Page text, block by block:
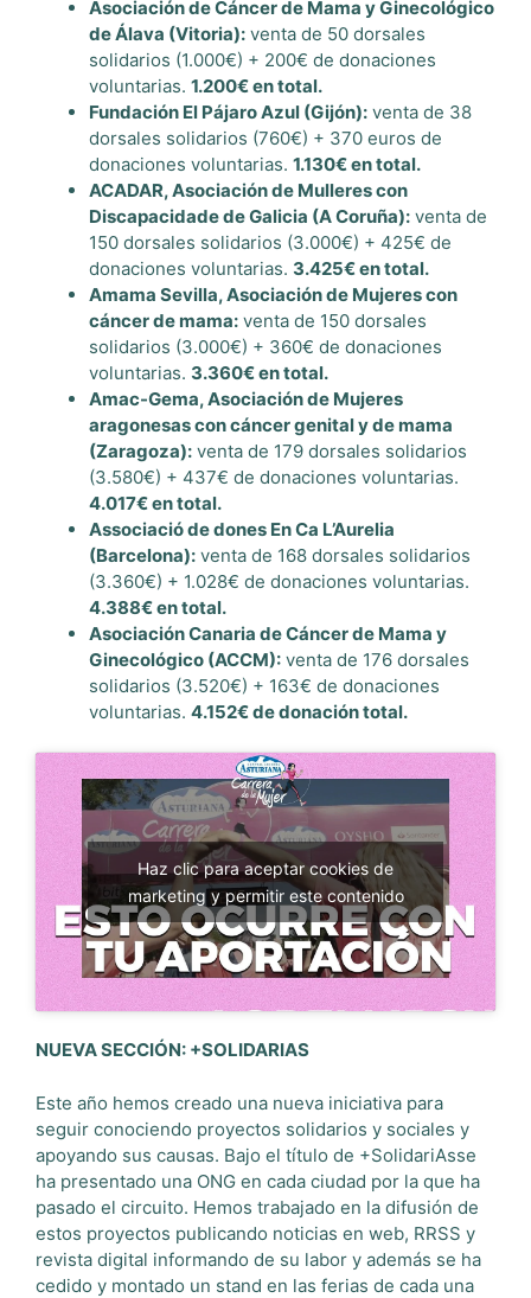
Asociación de Cáncer de Mama y Ginecológico
de Álava (Vitoria): venta de 50 dorsales
solidarios (1.000€) + 200€ de donaciones
voluntarias. 1.200€ en total.
Fundación El Pájaro Azul (Gijón): venta de 38
dorsales solidarios (760€) + 370 euros de
donaciones voluntarias. 1.130€ en total.
ACADAR, Asociación de Mulleres con
Discapacidade de Galicia (A Coruña): venta de
150 dorsales solidarios (3.000€) + 425€ de
donaciones voluntarias. 3.425€ en total.
Amama Sevilla, Asociación de Mujeres con
cáncer de mama: venta de 150 dorsales
solidarios (3.000€) + 360€ de donaciones
voluntarias. 3.360€ en total.
Amac-Gema, Asociación de Mujeres
aragonesas con cáncer genital y de mama
(Zaragoza): venta de 179 dorsales solidarios
(3.580€) + 437€ de donaciones voluntarias.
4.017€ en total.
Associació de dones En Ca L’Aurelia
(Barcelona): venta de 168 dorsales solidarios
(3.360€) + 1.028€ de donaciones voluntarias.
4.388€ en total.
Asociación Canaria de Cáncer de Mama y
Ginecológico (ACCM): venta de 176 dorsales
solidarios (3.520€) + 163€ de donaciones
voluntarias. 4.152€ de donación total.
Haz clic para aceptar cookies de
marketing y permitir este contenido
NUEVA SECCIÓN: +SOLIDARIAS
Este año hemos creado una nueva iniciativa para
seguir conociendo proyectos solidarios y sociales y
apoyando sus causas. Bajo el título de +SolidariAsse
ha presentado una ONG en cada ciudad por la que ha
pasado el circuito. Hemos trabajado en la difusión de
estos proyectos publicando noticias en web, RRSS y
revista digital informando de su labor y además se ha
cedido y montado un stand en las ferias de cada una